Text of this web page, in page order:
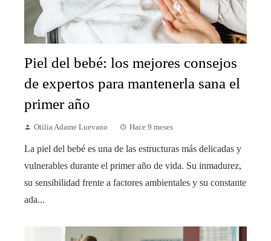
Piel del bebé: los mejores consejos
de expertos para mantenerla sana el
primer año
Otilia Adame Luevano Hace 9 meses
La piel del bebé es una de las estructuras más delicadas y
vulnerables durante el primer año de vida. Su inmadurez,
su sensibilidad frente a factores ambientales y su constante
ada...